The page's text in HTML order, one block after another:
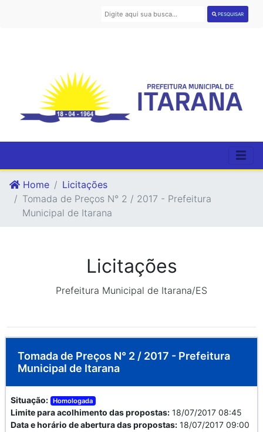
PESQUISAR
Home
Licitações
Tomada de Preços N° 2 / 2017 - Prefeitura
Municipal de Itarana
Licitações
Prefeitura Municipal de Itarana/ES
Tomada de Preços N° 2 / 2017 - Prefeitura
Municipal de Itarana
Situação: Homologada
Limite para acolhimento das propostas: 18/07/2017 08:45
Data e horário de abertura das propostas: 18/07/2017 09:00